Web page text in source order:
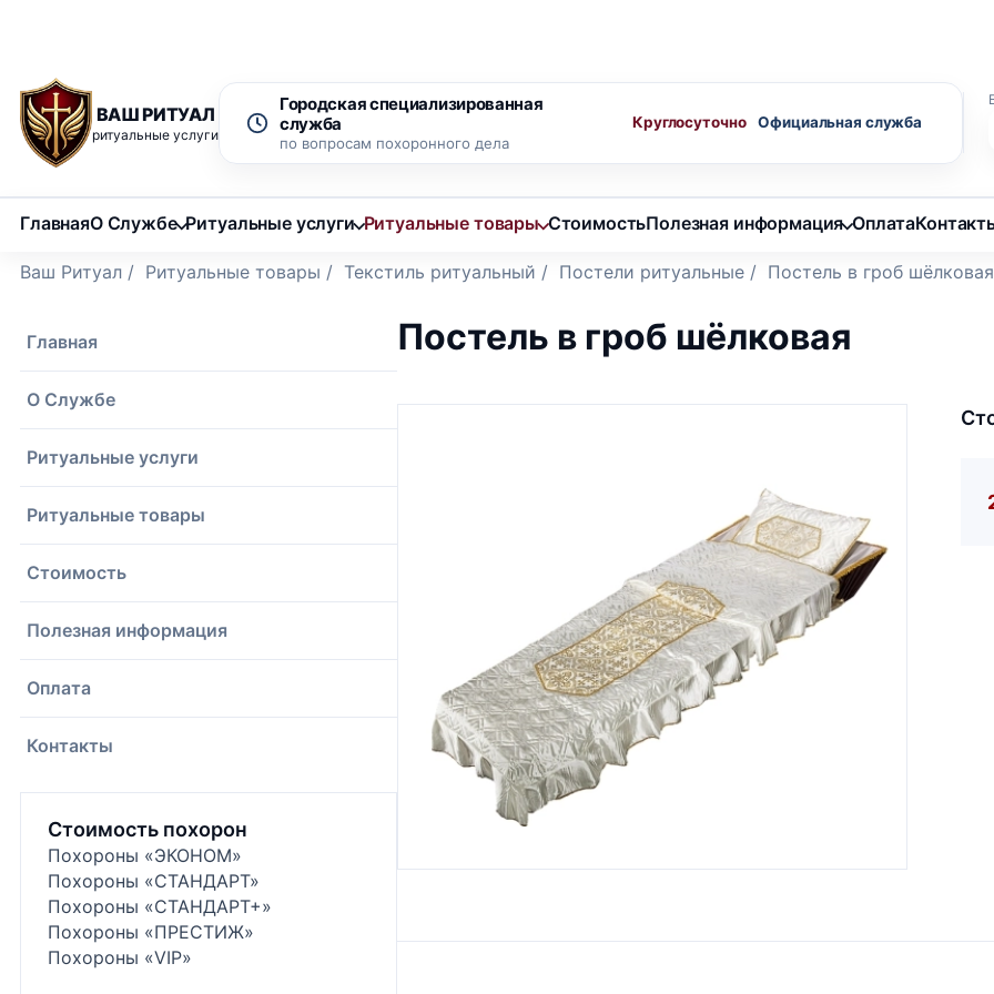
ВАШ РИТУАЛ
ритуальные услуги
Городская специализированная
служба
по вопросам похоронного дела
Круглосуточно
ГлавнаяО Службе Ритуальные услуги Ритуальные товары СтоимостьПолезная информация Оплата
Ваш Ритуал / Ритуальные товары / Текстиль ритуальный / Постели ритуальные / Постель в гроб шёлковая
Главная
О Службе
Ритуальные услуги
Ритуальные товары
Стоимость
Полезная информация
Оплата
Контакты
Стоимость похорон
Похороны «ЭКОНОМ»
Похороны «СТАНДАРТ»
Похороны «СТАНДАРТ+»
Похороны «ПРЕСТИЖ»
Похороны «VIP»
Постель в гроб шёлковая